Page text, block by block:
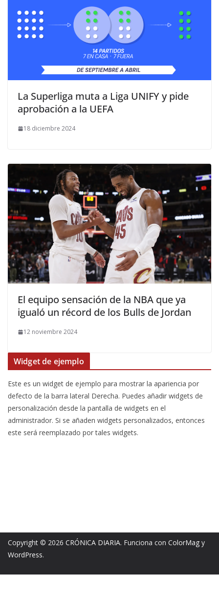
La Superliga muta a Liga UNIFY y pide
aprobación a la UEFA
18 diciembre 2024
El equipo sensación de la NBA que ya
igualó un récord de los Bulls de Jordan
12 noviembre 2024
Widget de ejemplo
Este es un widget de ejemplo para mostrar la apariencia por
defecto de la barra lateral Derecha. Puedes añadir widgets de
personalización desde la pantalla de widgets en el
administrador. Si se añaden widgets personalizados, entonces
este será reemplazado por tales widgets.
Copyright © 2026 CRÓNICA DIARIA. Funciona con ColorMag y
WordPress.